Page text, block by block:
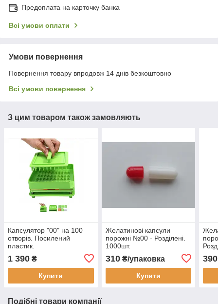
Предоплата на карточку банка
Всі умови оплати
Умови повернення
Повернення товару впродовж 14 днів безкоштовно
Всі умови повернення
З цим товаром також замовляють
Капсулятор "00" на 100
отворів. Посилений
пластик.
1 390 ₴
Купити
Желатинові капсули
порожні №00 - Розділені.
1000шт.
310₴/упаковка
Купити
390
Подібні товари компанії